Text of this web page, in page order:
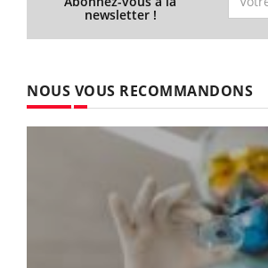
newsletter !
NOUS VOUS RECOMMANDONS